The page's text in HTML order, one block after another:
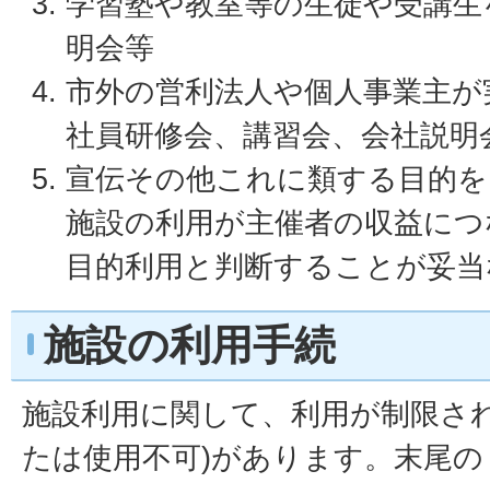
明会等
市外の営利法人や個人事業主
社員研修会、講習会、会社説明
宣伝その他これに類する目的
施設の利用が主催者の収益に
目的利用と判断することが妥
施設の利用手続
施設利用に関して、利用が制限さ
たは使用不可)があります。末尾